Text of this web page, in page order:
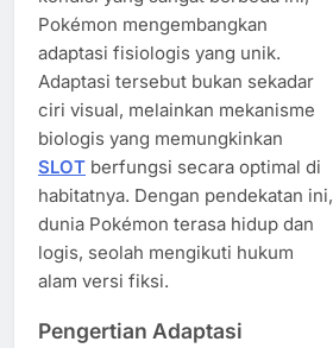
Pokémon mengembangkan
adaptasi fisiologis yang unik.
Adaptasi tersebut bukan sekadar
ciri visual, melainkan mekanisme
biologis yang memungkinkan
SLOT berfungsi secara optimal di
habitatnya. Dengan pendekatan ini,
dunia Pokémon terasa hidup dan
logis, seolah mengikuti hukum
alam versi fiksi.
Pengertian Adaptasi